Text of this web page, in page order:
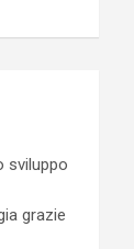
sviluppo
grazie